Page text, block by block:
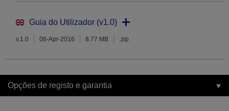
Guia do Utilizador (v1.0)
v.1.0 08-Apr-2016 8.77 MB .zip
Opções de registo e garantia